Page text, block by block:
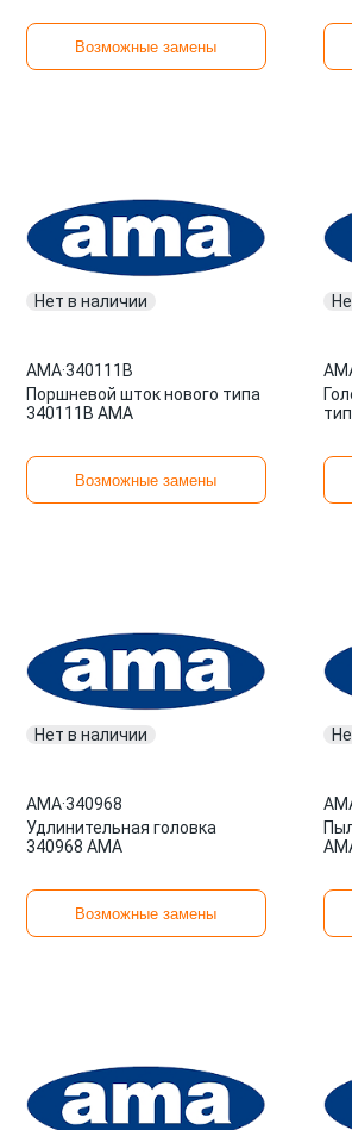
Возможные замены
Нет в наличии
AMA·340111B
Поршневой шток нового типа
340111B AMA
Возможные замены
Нет в наличии
AMA·340968
Удлинительная головка
340968 AMA
Возможные замены